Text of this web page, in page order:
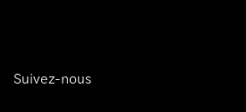
Suivez-nous